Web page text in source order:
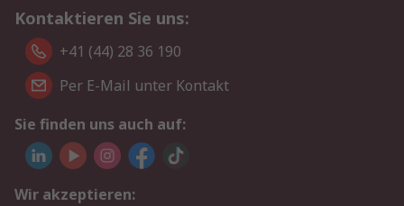
Kontaktieren Sie uns:
+41 (44) 28 36 190
Per E-Mail unter Kontakt
Sie finden uns auch auf:
Wir akzeptieren: